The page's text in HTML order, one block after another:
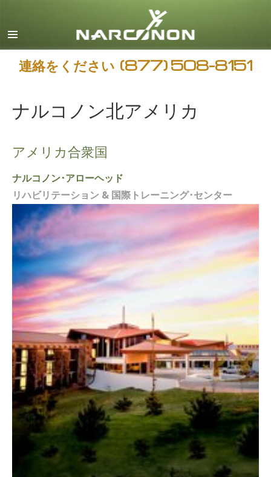
すべての地域/言語
連絡をください (877) 508-8151
ナルコノン北アメリカ
アメリカ合衆国
ナルコノン･アローヘッド
リハビリテーション & 国際トレーニング･センター